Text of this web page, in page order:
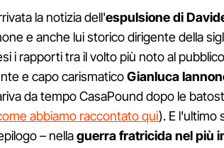
la notizia dell'espulsione di
e anche lui storico dirigente della
i rapporti tra il volto più noto al
e capo carismaticoGianluca
da tempo CasaPound dopo le
abbiamo raccontato qui). E l'ultimo
– nellaguerra fratricida nel più